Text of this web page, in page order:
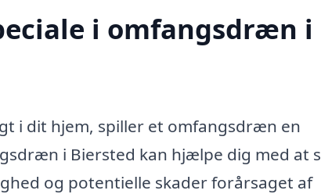
i omfangsdræn i
i dit hjem, spiller et omfangsdræn en
i Biersted kan hjælpe dig med at
og potentielle skader forårsaget af